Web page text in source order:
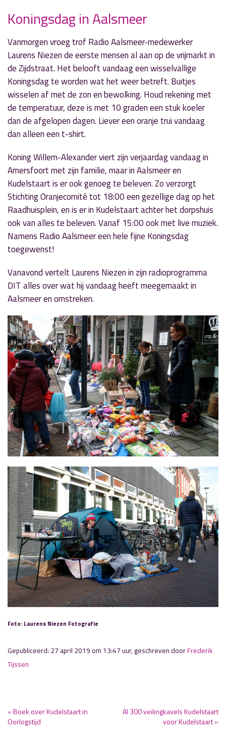
« Vorig nieuwsbericht
Boek over Kudelstaart in Oorlogstijd
25 april 2019
Al 300 veilingkavels Kudelstaart voor
Kudelstaart
29 april 2019
Koningsdag in Aalsmeer
Vanmorgen vroeg trof Radio Aalsmeer-medewerker
Laurens Niezen de eerste mensen al aan op de vrijmarkt in
de Zijdstraat. Het belooft vandaag een wisselvallige
Koningsdag te worden wat het weer betreft. Buitjes
wisselen af met de zon en bewolking. Houd rekening met
de temperatuur, deze is met 10 graden een stuk koeler
dan de afgelopen dagen. Liever een oranje trui vandaag
dan alleen een t-shirt.
Koning Willem-Alexander viert zijn verjaardag vandaag in
Amersfoort met zijn familie, maar in Aalsmeer en
Kudelstaart is er ook genoeg te beleven. Zo verzorgt
Stichting Oranjecomité tot 18:00 een gezellige dag op het
Raadhuisplein, en is er in Kudelstaart achter het dorpshuis
ook van alles te beleven. Vanaf 15:00 ook met live muziek.
Namens Radio Aalsmeer een hele fijne Koningsdag
toegewenst!
Vanavond vertelt Laurens Niezen in zijn radioprogramma
DIT alles over wat hij vandaag heeft meegemaakt in
Aalsmeer en omstreken.
Foto: Laurens Niezen Fotografie
Gepubliceerd: 27 april 2019 om 13:47 uur, geschreven doorFrederik
Tijssen
« Boek over Kudelstaart in
Oorlogstijd
Al 300 veilingkavels Kudelstaart
voor Kudelstaart »